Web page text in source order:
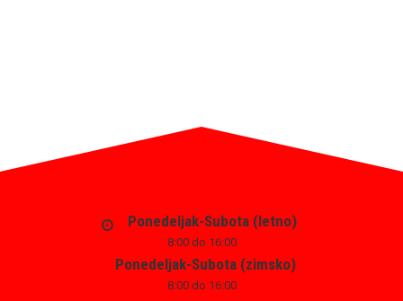
Ponedeljak-Subota (letno)
8:00 do 16:00
Ponedeljak-Subota (zimsko)
8:00 do 16:00